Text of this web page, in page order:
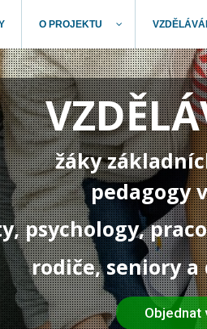
O PROJEKTU
žáky
pedagogy
psychology,
rodiče, seniory
Objednat